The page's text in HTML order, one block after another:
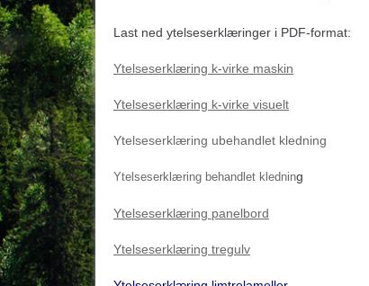
Last ned ytelseserklæringer i PDF-format:
Ytelseserklæring k-virke maskin
Ytelseserklæring k-virke visuelt
Ytelseserklæring ubehandlet kledning
Ytelseserklæring behandlet kledning
Ytelseserklæring panelbord
Ytelseserklæring tregulv